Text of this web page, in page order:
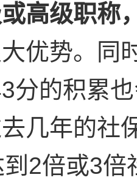
高级职称
优势。同
分的积累
几年的社
2倍或3倍